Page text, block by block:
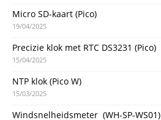
Micro SD-kaart (Pico)
19/04/2025
Precizie klok met RTC DS3231 (Pico)
15/04/2025
NTP klok (Pico W)
15/03/2025
Windsnelheidsmeter (WH-SP-WS01)